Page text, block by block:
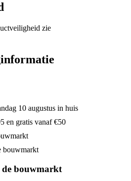
zie
10 augustus in huis
en gratis vanaf €50
bouwmarkt
bouwmarkt